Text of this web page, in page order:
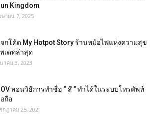
Kingdom
ษายน 7, 2025
กโค้ด My Hotpot Story ร้านหม้อไฟแห่งความสุข
เดทล่าสุด
าคม 3, 2023
สอนวิธีการทำชื่อ “ สี ” ทำได้ในระบบโทรศัพท์
ถือ
กฎาคม 25, 2021